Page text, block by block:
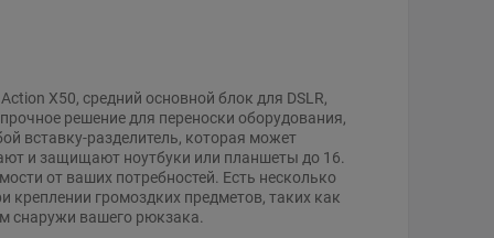
X50, средний основной блок для DSLR,
решение для переноски оборудования,
вставку-разделитель, которая может
и защищают ноутбуки или планшеты до 16.
от ваших потребностей. Есть несколько
громоздких предметов, таких как
снаружи вашего рюкзака.